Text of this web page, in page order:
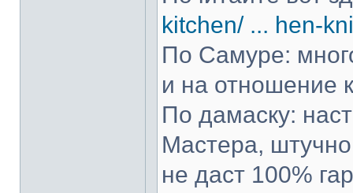
kitchen/ ... hen-
По Самуре:
и на отношение
По дамаску:
Мастера,
не даст 100%